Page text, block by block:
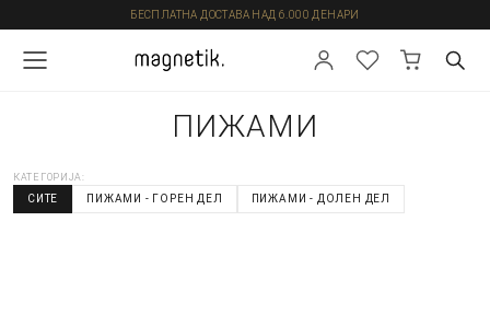
БЕСПЛАТНА ДОСТАВА НАД 6.000 ДЕНАРИ
ПИЖАМИ
КАТЕГОРИЈА:
СИТЕ ПИЖАМИ - ГОРЕН ДЕЛ ПИЖАМИ - ДОЛЕН ДЕЛ